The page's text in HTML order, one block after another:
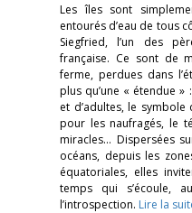
Les îles sont
entourés d’eau de tous
Siegfried, l’un des
française. Ce sont de
ferme, perdues dans
plus qu’une « étendue »
et d’adultes, le
pour les naufragés, le
miracles… Dispersées
océans, depuis les
équatoriales, elles
temps qui s’écoule,
l’introspection. Lire la